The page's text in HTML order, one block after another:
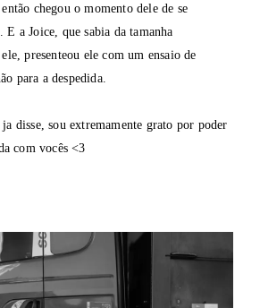
chegou o momento dele de se
E a Joice, que sabia da tamanha
presenteou ele com um ensaio de
para a despedida.
disse, sou extremamente grato por poder
com vocês <3